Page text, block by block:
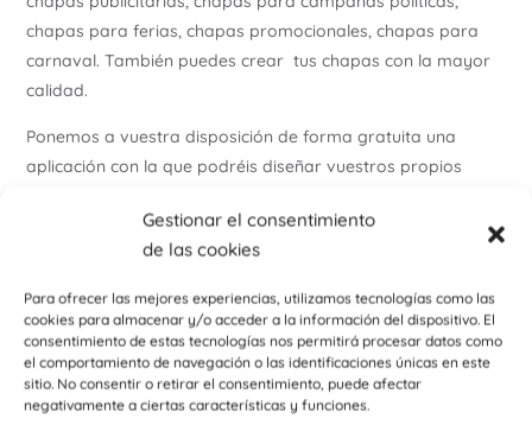
Gestionar el consentimiento
de las cookies
Para ofrecer las mejores experiencias, utilizamos tecnologías como las
cookies para almacenar y/o acceder a la información del dispositivo. El
consentimiento de estas tecnologías nos permitirá procesar datos como
el comportamiento de navegación o las identificaciones únicas en este
sitio. No consentir o retirar el consentimiento, puede afectar
negativamente a ciertas características y funciones.
chapas para ferias, chapas promocionales, chapas para
carnaval. También puedes crear tus chapas con la mayor
calidad.
Ponemos a vuestra disposición de forma gratuita una
aplicación con la que podréis diseñar vuestros propios
conocimientos de diseño gráfico.
en tu compra.
Realiza tu pedido e indícanos posteriormente tu elección de
chapas en el correo info@personalizzate.es